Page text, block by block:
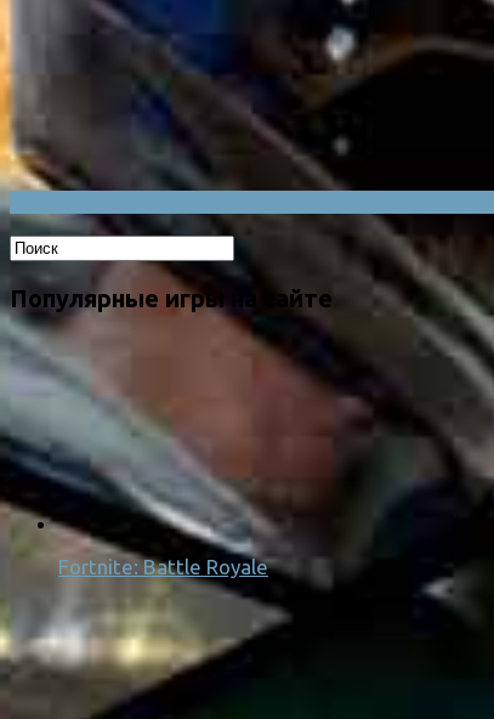
Популярные игры на сайте
Fortnite: Battle Royale